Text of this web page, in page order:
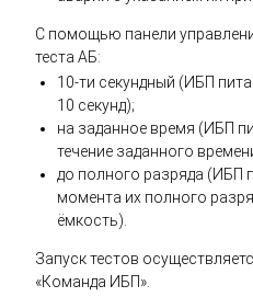
С помощью панели
теста АБ:
10-ти секундный (ИБП
10 секунд);
на заданное время (ИБП
течение заданного
до полного разряда (ИБП
момента их полного
ёмкость).
Запуск тестов
«Команда ИБП».